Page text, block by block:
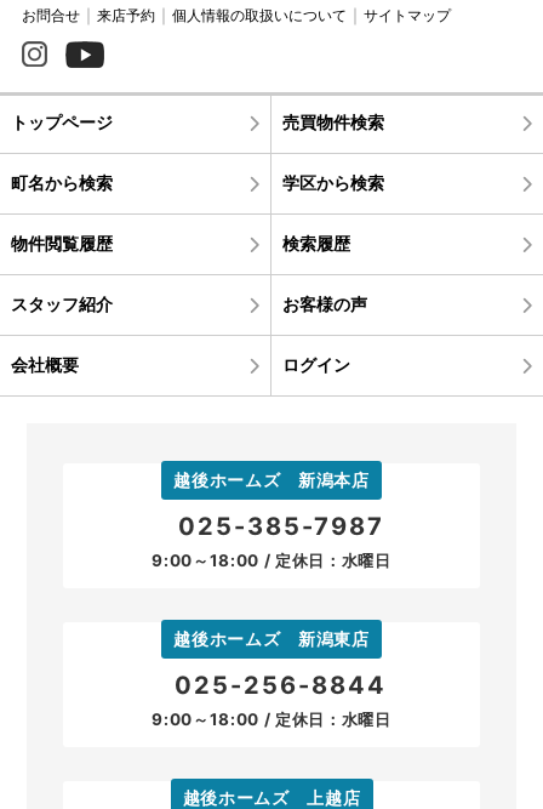
お問合せ
来店予約 個人情報の取扱いについて サイトマップ
トップページ 売買物件検索
町名から検索 学区から検索
物件閲覧履歴 検索履歴
スタッフ紹介 お客様の声
会社概要 ログイン
越後ホームズ 新潟本店
025-385-7987
9:00～18:00 / 定休日：水曜日
越後ホームズ 新潟東店
025-256-8844
9:00～18:00 / 定休日：水曜日
越後ホームズ 上越店